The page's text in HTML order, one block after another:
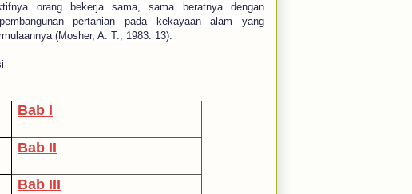
orang bekerja sama, sama beratnya dengan
pertanian pada kekayaan alam yang
(Mosher, A. T., 1983: 13).
Bab I
Bab II
Bab III